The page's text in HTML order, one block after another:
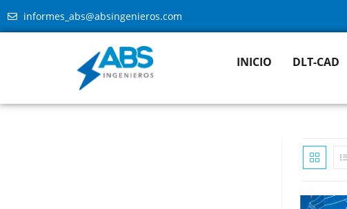
informes_abs@absingenieros.com
INICIO DLT-CAD